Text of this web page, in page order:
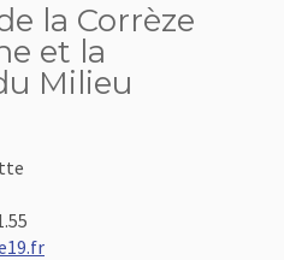
la Corrèze
et la
Milieu